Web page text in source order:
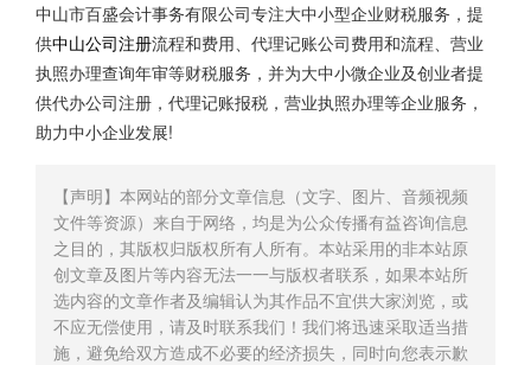
中山市百盛会计事务有限公司专注大中小型企业财税服务，提
供中山公司注册流程和费用、代理记账公司费用和流程、营业
执照办理查询年审等财税服务，并为大中小微企业及创业者提
供代办公司注册，代理记账报税，营业执照办理等企业服务，
助力中小企业发展!
【声明】本网站的部分文章信息（文字、图片、音频视频
文件等资源）来自于网络，均是为公众传播有益咨询信息
之目的，其版权归版权所有人所有。本站采用的非本站原
创文章及图片等内容无法一一与版权者联系，如果本站所
选内容的文章作者及编辑认为其作品不宜供大家浏览，或
不应无偿使用，请及时联系我们！我们将迅速采取适当措
施，避免给双方造成不必要的经济损失，同时向您表示歉